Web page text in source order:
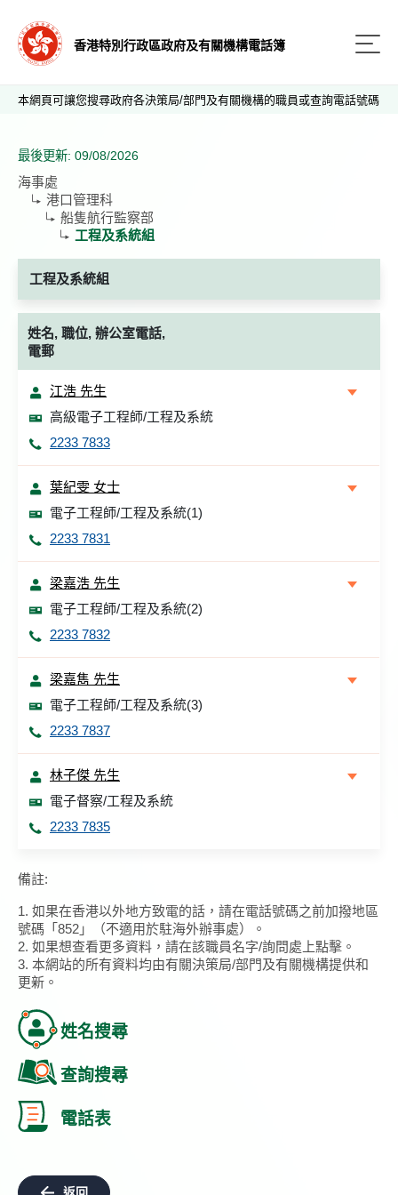
香港特別行政區政府及有關機構電話簿
本網頁可讓您搜尋政府各決策局/部門及有關機構的職員或查詢電話號碼
最後更新: 09/08/2026
海事處
港口管理科
船隻航行監察部
工程及系統組
工程及系統組
姓名, 職位, 辦公室電話,
電郵
江浩 先生
高級電子工程師/工程及系統
2233 7833
葉紀雯 女士
電子工程師/工程及系統(1)
2233 7831
梁嘉浩 先生
電子工程師/工程及系統(2)
2233 7832
梁嘉雋 先生
電子工程師/工程及系統(3)
2233 7837
林子傑 先生
電子督察/工程及系統
2233 7835
備註:
1. 如果在香港以外地方致電的話，請在電話號碼之前加撥地區
號碼「852」（不適用於駐海外辦事處）。
2. 如果想查看更多資料，請在該職員名字/詢問處上點擊。
3. 本網站的所有資料均由有關決策局/部門及有關機構提供和
更新。
姓名搜尋
查詢搜尋
電話表